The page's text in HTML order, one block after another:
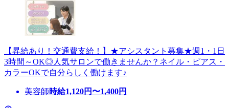
【昇給あり！交通費支給！】★アシスタント募集★週1・1日
3時間～OK◎人気サロンで働きませんか？ネイル・ピアス・
カラーOKで自分らしく働けます♪
美容師時給1,120円〜1,400円